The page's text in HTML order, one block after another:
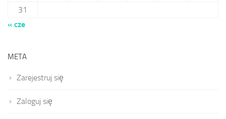
31
« cze
META
Zarejestruj się
Zaloguj się